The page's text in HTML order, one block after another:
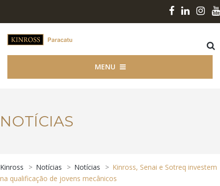
MENU
NOTÍCIAS
Kinross > Notícias > Notícias > Kinross, Senai e Sotreq investem
na qualificação de jovens mecânicos